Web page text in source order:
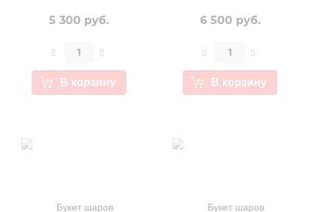
5 300 руб.
В корзину
6 500 руб.
В корзину